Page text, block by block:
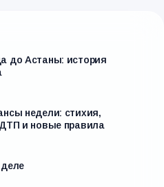
до Астаны: история
недели: стихия,
ДТП и новые правила